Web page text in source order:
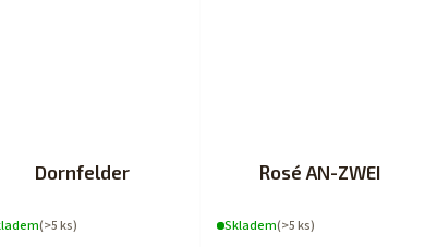
Dornfelder
(>5 ks)
Rosé AN-ZWEI
Skladem(>5 ks)